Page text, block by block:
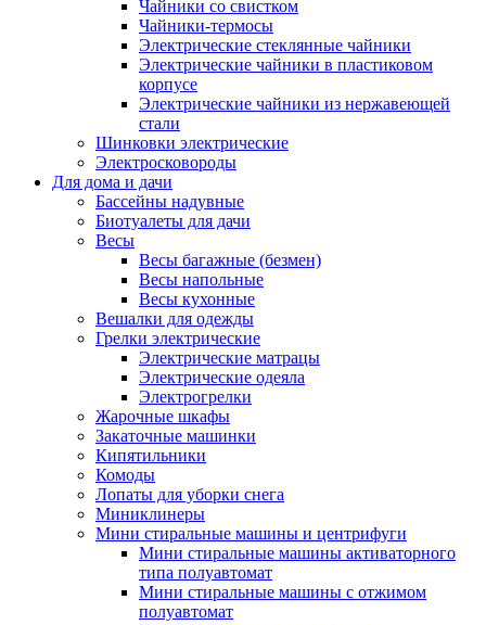
Чайники со свистком
Чайники-термосы
Электрические стеклянные чайники
Электрические чайники в пластиковом
корпусе
Электрические чайники из нержавеющей
стали
Шинковки электрические
Электросковороды
Для дома и дачи
Бассейны надувные
Биотуалеты для дачи
Весы
Весы багажные (безмен)
Весы напольные
Весы кухонные
Вешалки для одежды
Грелки электрические
Электрические матрацы
Электрические одеяла
Электрогрелки
Жарочные шкафы
Закаточные машинки
Кипятильники
Комоды
Лопаты для уборки снега
Миниклинеры
Мини стиральные машины и центрифуги
Мини стиральные машины активаторного
типа полуавтомат
Мини стиральные машины с отжимом
полуавтомат